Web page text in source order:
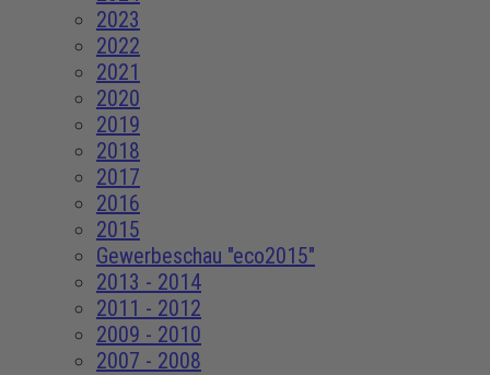
2023
2022
2021
2020
2019
2018
2017
2016
2015
Gewerbeschau "eco2015"
2013 - 2014
2011 - 2012
2009 - 2010
2007 - 2008